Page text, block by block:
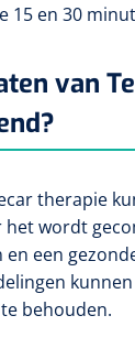
15 en 30
van
therapie
het wordt
een
behouden.